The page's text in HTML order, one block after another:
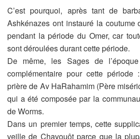
C’est pourquoi, après tant de
Ashkénazes ont instauré la coutume
pendant la période du Omer, car
sont déroulées durant cettepériode.
De même, les Sages de
complémentaire pour cette période
prière de Av HaRahamim (Père
qui a été composée par la
de Worms.
Dans un premier temps, cette
veille de Chavouôt parce que la